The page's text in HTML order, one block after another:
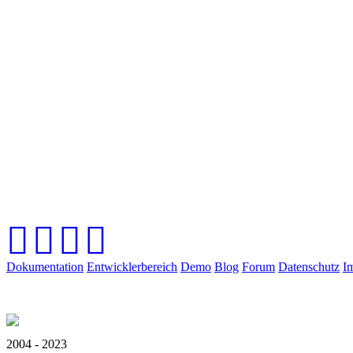
Dokumentation Entwicklerbereich Demo Blog Forum Datenschutz
2004 - 2023